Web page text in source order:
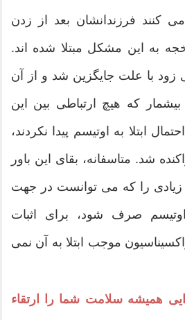
کنند فرزندانشان بعد از زدن
به این مشکل مبتلا شده اند.
زود با علت جایگزین شد و از آن
که هیچ ارتباطی بین این
ابتلا به اوتیسم پیدا نکردند،
شد. متاسفانه، بقای این باور
زیادی را که می توانست در جهت
صرف شود، برای اثبات
موجب ابتلا به آن نمی
همیشه سلامت شما را ارتقاء